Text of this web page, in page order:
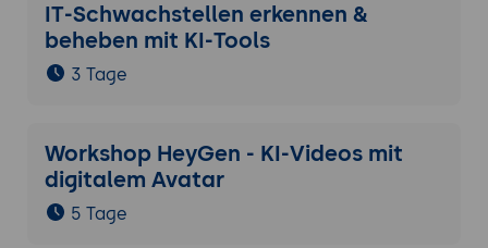
IT-Schwachstellen erkennen &
beheben mit KI-Tools
3 Tage
Workshop HeyGen - KI-Videos mit
digitalem Avatar
5 Tage